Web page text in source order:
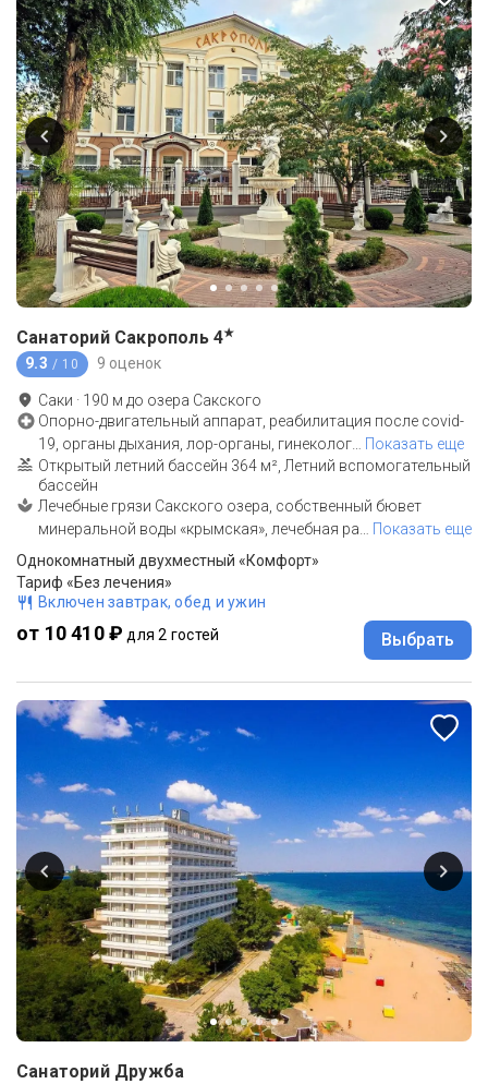
Санаторий Сакрополь 4★
9.3 / 10 9 оценок
Саки · 190 м до озера Сакского
Опорно-двигательный аппарат, реабилитация после covid-
19, органы дыхания, лор-органы, гинеколог
Показать еще
Открытый летний бассейн 364 м², Летний вспомогательный
бассейн
Лечебные грязи Сакского озера, собственный бювет
минеральной воды «крымская», лечебная ра
Показать еще
Однокомнатный двухместный «Комфорт»
Тариф «Без лечения»
Включен завтрак, обед и ужин
от 10 410 ₽ для 2 гостей Выбрать
Санаторий Дружба